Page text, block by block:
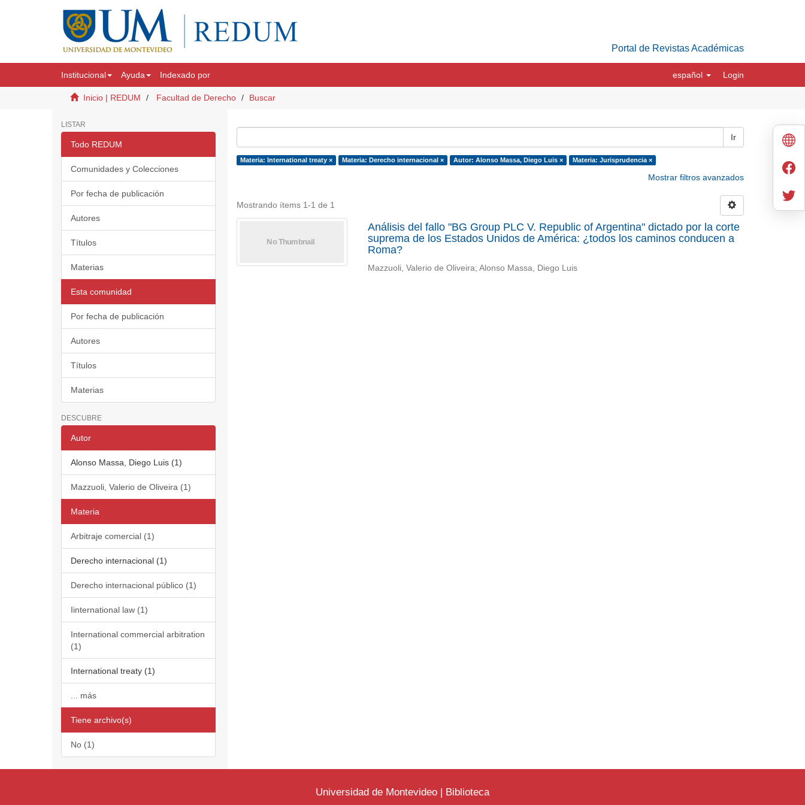
Portal de Revistas Académicas
Institucional Ayuda Indexado por español Login
Inicio | REDUM Facultad de Derecho Buscar
LISTAR
Todo REDUM
Comunidades y Colecciones
Por fecha de publicación
Autores
Títulos
Materias
Esta comunidad
Por fecha de publicación
Autores
Títulos
Materias
DESCUBRE
Autor
Alonso Massa, Diego Luis (1)
Mazzuoli, Valerio de Oliveira (1)
Materia
Arbitraje comercial (1)
Derecho internacional (1)
Derecho internacional público (1)
Iinternational law (1)
International commercial arbitration
(1)
International treaty (1)
... más
Tiene archivo(s)
No (1)
Ir
Materia: International treaty × Materia: Derecho internacional × Autor: Alonso Massa, Diego Luis × Materia: Jurisprudencia ×
Mostrar filtros avanzados
Mostrando ítems 1-1 de 1
Análisis del fallo "BG Group PLC V. Republic of Argentina" dictado por la corte
suprema de los Estados Unidos de América: ¿todos los caminos conducen a
Roma?
Mazzuoli, Valerio de Oliveira; Alonso Massa, Diego Luis
Universidad de Montevideo | Biblioteca